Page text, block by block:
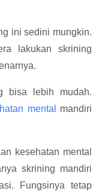
ini sedini mungkin.
lakukan skrining
bisa lebih mudah.
mental
mandiri
kesehatan mental
skrining mandiri
Fungsinya tetap